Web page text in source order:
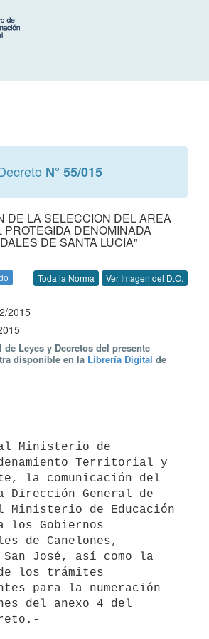
N° 55/015
DE LA SELECCION DEL AREA
PROTEGIDA DENOMINADA
DE SANTA LUCIA"
Toda la Norma Ver Imagen del D.O.
2015
Leyes y Decretos del presente
disponible en la Librería Digital de
Territorial y
la comunicación del
Dirección General de
Ministerio de Educación
los Gobiernos
de Canelones,
San José, así como la
los trámites
para la numeración
del anexo 4 del